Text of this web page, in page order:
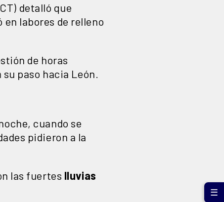
detalló que
en labores de relleno
de horas
paso hacia León.
cuando se
pidieron a la
las fuertes lluvias
☰